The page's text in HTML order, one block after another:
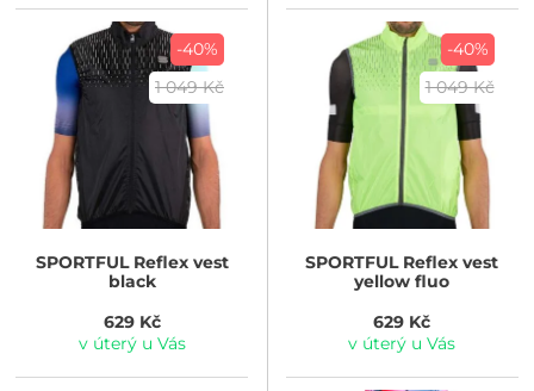
-40%
1 049 Kč
SPORTFULReflex vest
black
629 Kč
v úterý u Vás
-40%
1 049 Kč
SPORTFULReflex vest
yellow fluo
629 Kč
v úterý u Vás